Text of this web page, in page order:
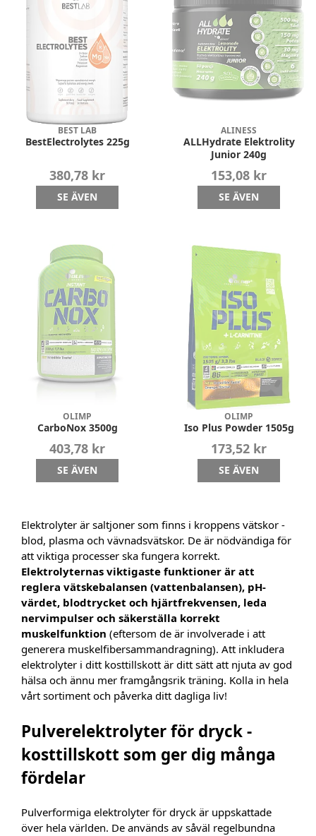
BEST LAB
BestElectrolytes 225g
380,78 kr
SE ÄVEN
ALINESS
ALLHydrate Elektrolity
Junior 240g
153,08 kr
SE ÄVEN
OLIMP
CarboNox 3500g
403,78 kr
SE ÄVEN
OLIMP
Iso Plus Powder 1505g
173,52 kr
SE ÄVEN
Elektrolyter är saltjoner som finns i kroppens vätskor -
blod, plasma och vävnadsvätskor. De är nödvändiga för
att viktiga processer ska fungera korrekt.
Elektrolyternas viktigaste funktioner är att
reglera vätskebalansen (vattenbalansen), pH-
värdet, blodtrycket och hjärtfrekvensen, leda
nervimpulser och säkerställa korrekt
muskelfunktion (eftersom de är involverade i att
generera muskelfibersammandragning). Att inkludera
elektrolyter i ditt kosttillskott är ditt sätt att njuta av god
hälsa och ännu mer framgångsrik träning. Kolla in hela
vårt sortiment och påverka ditt dagliga liv!
Pulverelektrolyter för dryck -
kosttillskott som ger dig många
fördelar
Pulverformiga elektrolyter för dryck är uppskattade
över hela världen. De används av såväl regelbundna